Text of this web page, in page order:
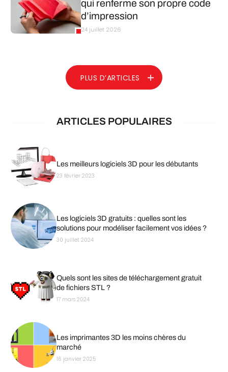
qui renferme son propre code
d’impression
24 juillet 2026
PLUS D’ARTICLES
ARTICLES POPULAIRES
Les meilleurs logiciels 3D pour les débutants
23 février 2023
Les logiciels 3D gratuits : quelles sont les
solutions pour modéliser facilement vos idées ?
30 juillet 2024
Quels sont les sites de téléchargement gratuit
de fichiers STL ?
17 mars 2024
Les imprimantes 3D les moins chères du
marché
16 janvier 2025